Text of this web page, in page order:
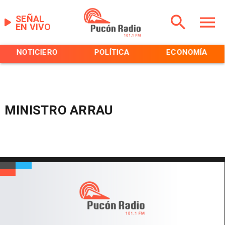
EN VIVO
SEÑAL
NOTICIERO POLÍTICA ECONOMÍA
MINISTRO ARRAU